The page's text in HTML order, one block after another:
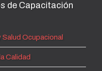
de Capacitación
Ocupacional
Calidad